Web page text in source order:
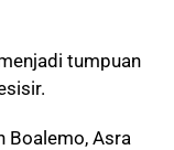
tumpuan
Boalemo, Asra